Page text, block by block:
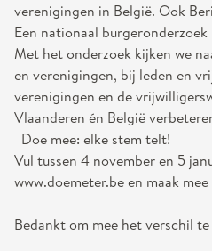
verenigingen in België. Ook
Een nationaal
Met het onderzoek kijken we
en verenigingen, bij leden en
verenigingen en de
Vlaanderen én België
Doe mee: elke stem telt!
Vul tussen 4 november en 5
www.doemeter.be en maak
Bedankt om mee het verschil